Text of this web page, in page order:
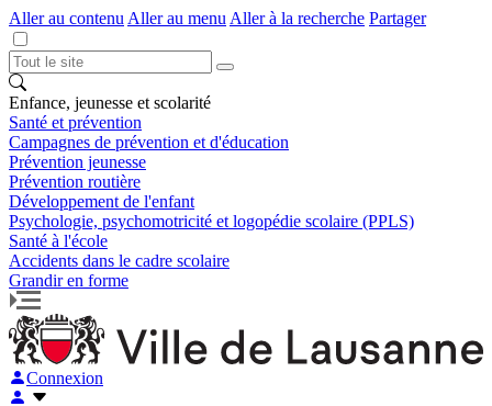
Aller au contenu Aller au menu Aller à la recherche Partager
Enfance, jeunesse et scolarité
Santé et prévention
Campagnes de prévention et d'éducation
Prévention jeunesse
Prévention routière
Développement de l'enfant
Psychologie, psychomotricité et logopédie scolaire (PPLS)
Santé à l'école
Accidents dans le cadre scolaire
Grandir en forme
Connexion